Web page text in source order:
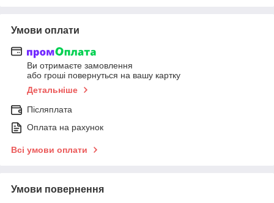
Умови оплати
Ви отримаєте замовлення
або гроші повернуться на вашу картку
Детальніше
Післяплата
Оплата на рахунок
Всі умови оплати
Умови повернення